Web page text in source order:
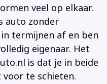
veel op elkaar.
auto zonder
termijnen af en ben
eigenaar. Het
is dat je in beide
te schieten.